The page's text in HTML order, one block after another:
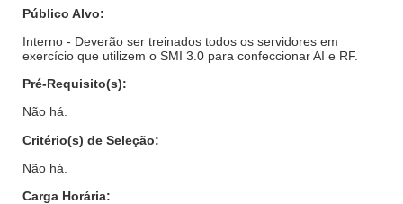
Público Alvo:
Interno - Deverão ser treinados todos os servidores em
exercício que utilizem o SMI 3.0 para confeccionar AI e RF.
Pré-Requisito(s):
Não há.
Critério(s) de Seleção:
Não há.
Carga Horária: